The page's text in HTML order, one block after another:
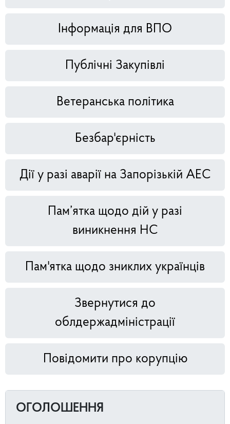
Інформація для ВПО
Публічні Закупівлі
Ветеранська політика
Безбар'єрність
Дії у разі аварії на Запорізькій АЕС
Пам’ятка щодо дій у разі
виникнення НС
Пам'ятка щодо зниклих українців
Звернутися до
облдержадміністрації
Повідомити про корупцію
ОГОЛОШЕННЯ